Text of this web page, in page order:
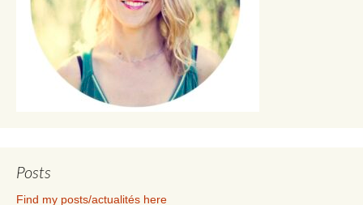
Posts
Find my posts/actualités here